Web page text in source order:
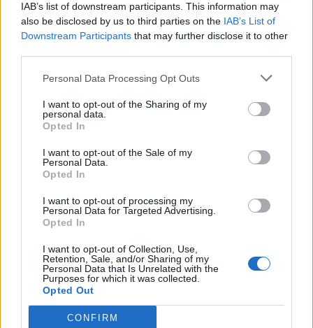
IAB’s list of downstream participants. This information may
also be disclosed by us to third parties on the IAB’s List of
Downstream Participants that may further disclose it to other
Personal Data Processing Opt Outs
I want to opt-out of the Sharing of my
personal data.
Opted In
I want to opt-out of the Sale of my
Personal Data.
Opted In
I want to opt-out of processing my
Personal Data for Targeted Advertising.
Opted In
I want to opt-out of Collection, Use,
Retention, Sale, and/or Sharing of my
Personal Data that Is Unrelated with the
Purposes for which it was collected.
Opted Out
CONFIRM
Feyenoord sluit voorbereiding bijna af: dit staat
er nog op het programma
Shaqueel van Persie ontkracht geruchten over
keuze voor Marokko
Brengt Sporting Portugal Feyenoord in de
Van droomtransfer tot contractontbinding: het
'Hij is weer gewoon mijn vader': Shaqueel
Lille geeft niet op na afwijzing: komt er nieuw
bod op Gjivai Zechiël?
Been blikt terug op historische afstraffing: "Die